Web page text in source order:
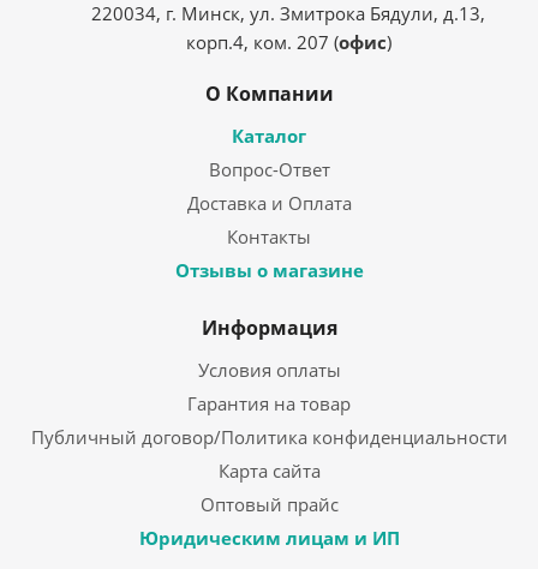
220034, г. Минск, ул. Змитрока Бядули, д.13,
корп.4, ком. 207 (офис)
О Компании
Каталог
Вопрос-Ответ
Доставка и Оплата
Контакты
Отзывы о магазине
Информация
Условия оплаты
Гарантия на товар
Публичный договор/Политика конфиденциальности
Карта сайта
Оптовый прайс
Юридическим лицам и ИП